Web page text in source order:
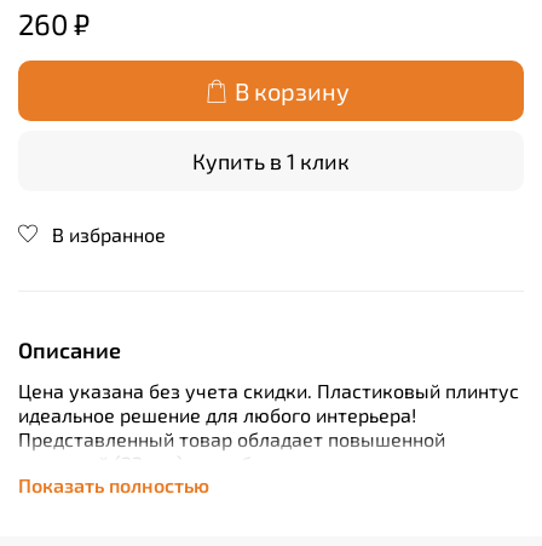
260 ₽
В корзину
Купить в 1 клик
В избранное
Описание
Цена указана без учета скидки. Пластиковый плинтус
идеальное решение для любого интерьера!
Представленный товар обладает повышенной
толщиной (22 мм), что обеспечивает дополнительную
прочность конструкции. Благодаря длине в 2200 мм
Показать полностью